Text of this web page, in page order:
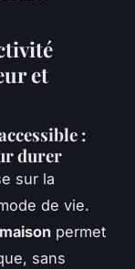
et
:
durer
sur la
de vie.
permet
sans